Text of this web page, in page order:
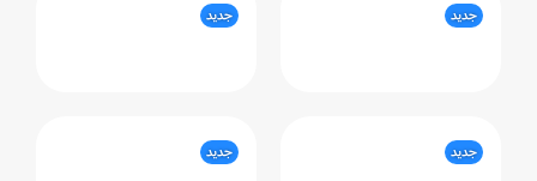
جديد جديد
جديد جديد